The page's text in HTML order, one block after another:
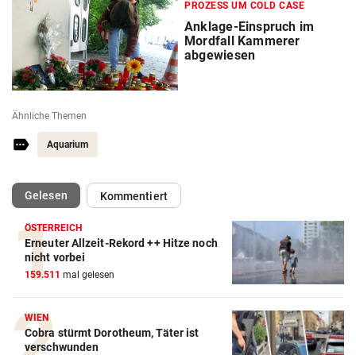
PROZESS UM COLD CASE
Anklage-Einspruch im
Mordfall Kammerer
abgewiesen
Ähnliche Themen
Aquarium
Gelesen(ausgewählt)Kommentiert
ÖSTERREICH
Erneuter Allzeit-Rekord ++ Hitze noch
nicht vorbei
159.511 mal gelesen
WIEN
Cobra stürmt Dorotheum, Täter ist
verschwunden